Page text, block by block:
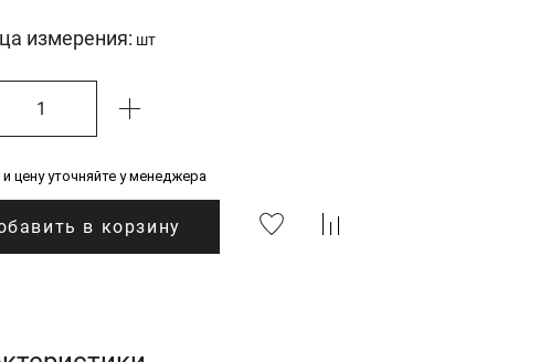
измерения: шт
цену уточняйте у менеджера
в корзину